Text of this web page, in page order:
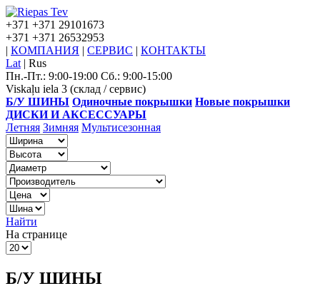
+371 +371 29101673
+371 +371 26532953
| КОМПАНИЯ | СЕРВИС | КОНТАКТЫ
Lat | Rus
Пн.-Пт.: 9:00-19:00 Сб.: 9:00-15:00
Viskaļu iela 3 (склад / сервис)
Б/У ШИНЫ Одиночные покрышки Новые покрышки
ДИСКИ И АКСЕССУАРЫ
Летняя Зимняя Мультисезонная
Найти
На странице
Б/У ШИНЫ